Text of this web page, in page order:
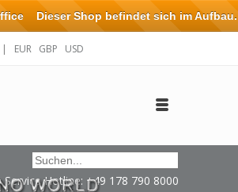
| EUR GBP USD
Service Hotline: +49 178 790 8000
Dieser Shop befindet sich im Aufbau.
alle Bestellungen eingehalten oder erfüllt